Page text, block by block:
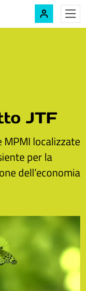
JTF
localizzate
per la
dell’economia